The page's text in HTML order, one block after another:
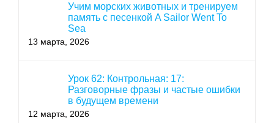
Учим морских животных и тренируем
память с песенкой A Sailor Went To
Sea
13 марта, 2026
Урок 62: Контрольная: 17:
Разговорные фразы и частые ошибки
в будущем времени
12 марта, 2026